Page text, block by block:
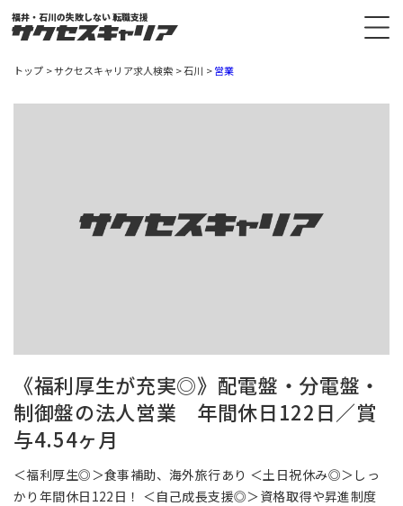
福井・石川の失敗しない 転職支援
トップ サクセスキャリア求人検索 石川 営業
《福利厚生が充実◎》配電盤・分電盤・
制御盤の法人営業 年間休日122日／賞
与4.54ヶ月
＜福利厚生◎＞食事補助、海外旅行あり ＜土日祝休み◎＞しっ
かり年間休日122日！ ＜自己成長支援◎＞資格取得や昇進制度